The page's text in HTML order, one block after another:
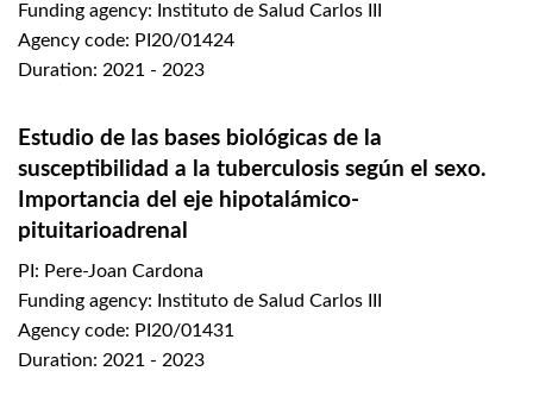
Funding agency: Instituto de Salud Carlos III
Agency code: PI20/01424
Duration: 2021 - 2023
Estudio de las bases biológicas de la
susceptibilidad a la tuberculosis según el sexo.
Importancia del eje hipotalámico-
pituitarioadrenal
PI: Pere-Joan Cardona
Funding agency: Instituto de Salud Carlos III
Agency code: PI20/01431
Duration: 2021 - 2023